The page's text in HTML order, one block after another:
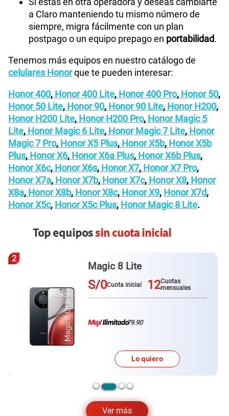
a Claro manteniendo tu mismo número de
siempre, migra fácilmente con un plan
postpago o un equipo prepago en portabilidad.
Tenemos más equipos en nuestro catálogo de
celulares Honorque te pueden interesar:
Honor 400, Honor 400 Lite, Honor 400 Pro, Honor 50,
Honor 50 Lite, Honor 90, Honor 90 Lite, Honor H200,
Honor H200 Lite, Honor H200 Pro, Honor Magic 5
Lite, Honor Magic 6 Lite, Honor Magic 7 Lite, Honor
Magic 7 Pro, Honor X5 Plus, Honor X5b, Honor X5b
Plus, Honor X6, Honor X6a Plus, Honor X6b Plus,
Honor X6c, Honor X6s, Honor X7, Honor X7 Pro,
Honor X7a, Honor X7b, Honor X7c, Honor X8, Honor
X8a, Honor X8b, Honor X8c, Honor X9, Honor X7d,
Honor X5c, Honor X5c Plus, Honor Magic 8 Lite.
Top equipossin cuota inicial
Ver más
2
Magic 8 Lite
S/0Cuota inicial 12Cuotas
mensuales
79.90
Lo quiero